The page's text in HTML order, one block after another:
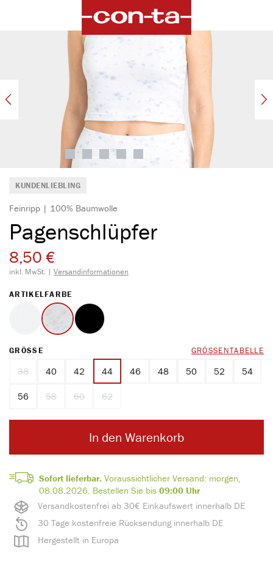
Bildergalerie überspringen
Versandkostenfrei ab 30€ Einkaufswert innerhalb DE
30 Tage kostenfreie Rücksendung innerhalb DE
Hergestellt in Europa
KUNDENLIEBLING
Feinripp | 100% Baumwolle
Pagenschlüpfer
8,50 €
inkl. MwSt. | Versandinformationen
Sofort lieferbar. Voraussichtlicher Versand: morgen,
08.08.2026. Bestellen Sie bis 09:00 Uhr
ARTIKELFARBE
weiss Druck schwarz
GRÖSSE AUSWÄHLEN GRÖSSENTABELLE
38(Diese Option ist zurzeit nicht verfügbar.)
40 42 44 46 48 50 52 54
56 58(Diese Option ist zurzeit nicht verfügbar.)
60(Diese Option ist zurzeit nicht verfügbar.)
62(Diese Option ist zurzeit nicht verfügbar.)
In den Warenkorb